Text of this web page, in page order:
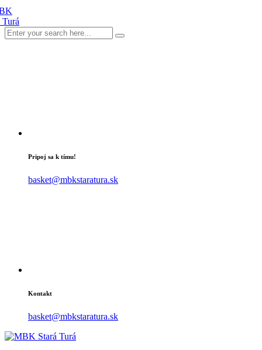
Pripoj sa k tímu!
basket@mbkstaratura.sk
Kontakt
basket@mbkstaratura.sk